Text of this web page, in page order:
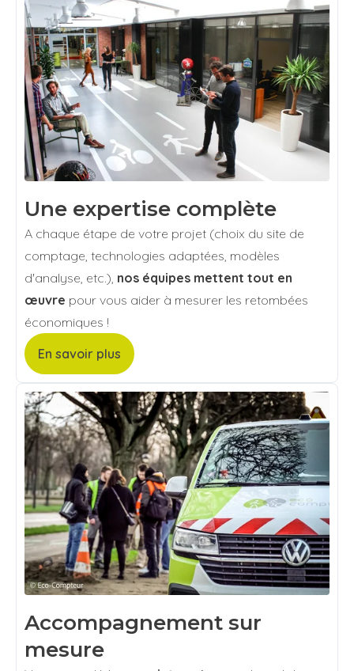
Une expertise complète
A chaque étape de votre projet (choix du site de
comptage, technologies adaptées, modèles
d'analyse, etc.), nos équipes mettent tout en
œuvre pour vous aider à mesurer les retombées
économiques !
En savoir plus
Accompagnement sur
mesure